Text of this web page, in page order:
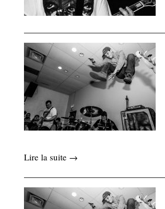
Lire la suite →